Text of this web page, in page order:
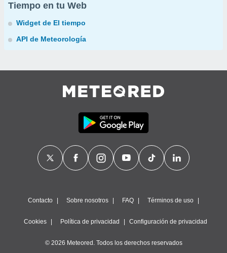
Tiempo en tu Web
Widget de El tiempo
API de Meteorología
Contacto Sobre nosotros FAQ Términos de uso
Cookies Política de privacidad Configuración de privacidad
© 2026 Meteored. Todos los derechos reservados